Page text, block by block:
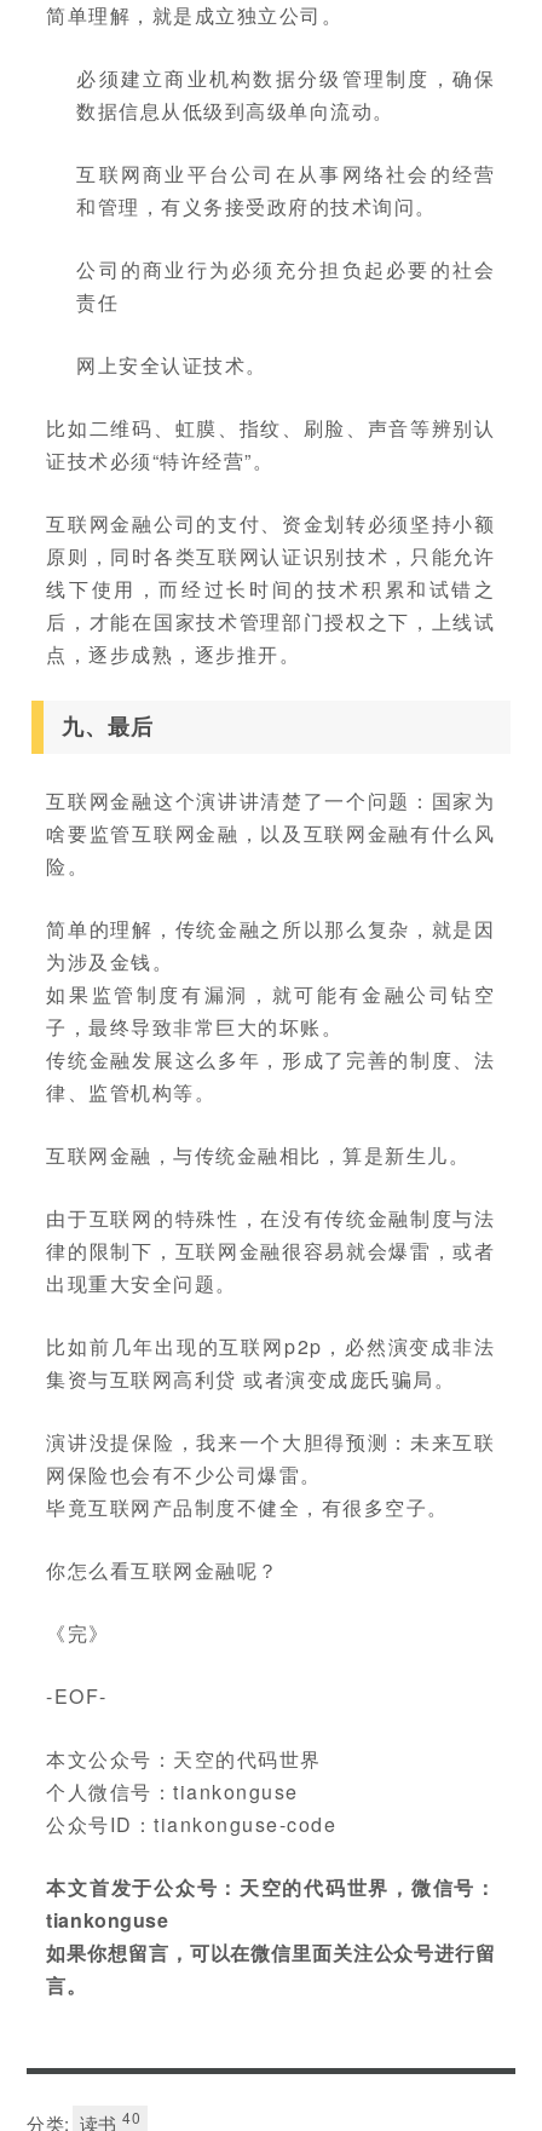
简单理解，就是成立独立公司。
必须建立商业机构数据分级管理制度，确保
数据信息从低级到高级单向流动。
互联网商业平台公司在从事网络社会的经营
和管理，有义务接受政府的技术询问。
公司的商业行为必须充分担负起必要的社会
责任
网上安全认证技术。
比如二维码、虹膜、指纹、刷脸、声音等辨别认
证技术必须“特许经营”。
互联网金融公司的支付、资金划转必须坚持小额
原则，同时各类互联网认证识别技术，只能允许
线下使用，而经过长时间的技术积累和试错之
后，才能在国家技术管理部门授权之下，上线试
点，逐步成熟，逐步推开。
九、最后
互联网金融这个演讲讲清楚了一个问题：国家为
啥要监管互联网金融，以及互联网金融有什么风
险。
简单的理解，传统金融之所以那么复杂，就是因
为涉及金钱。
如果监管制度有漏洞，就可能有金融公司钻空
子，最终导致非常巨大的坏账。
传统金融发展这么多年，形成了完善的制度、法
律、监管机构等。
互联网金融，与传统金融相比，算是新生儿。
由于互联网的特殊性，在没有传统金融制度与法
律的限制下，互联网金融很容易就会爆雷，或者
出现重大安全问题。
比如前几年出现的互联网p2p，必然演变成非法
集资与互联网高利贷 或者演变成庞氏骗局。
演讲没提保险，我来一个大胆得预测：未来互联
网保险也会有不少公司爆雷。
毕竟互联网产品制度不健全，有很多空子。
你怎么看互联网金融呢？
《完》
-EOF-
本文公众号：天空的代码世界
个人微信号：tiankonguse
公众号ID：tiankonguse-code
本文首发于公众号：天空的代码世界，微信号：
tiankonguse
如果你想留言，可以在微信里面关注公众号进行留
言。
分类: 读书40